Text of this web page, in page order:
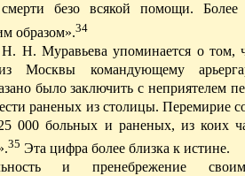
безо всякой помощи. Более
образом».34
Н. Муравьева упоминается о том,
Москвы командующему
было заключить с неприятелем
раненых из столицы. Перемирие
000 больных и раненых, из коих
35 Эта цифра более близка к истине.
и пренебрежение